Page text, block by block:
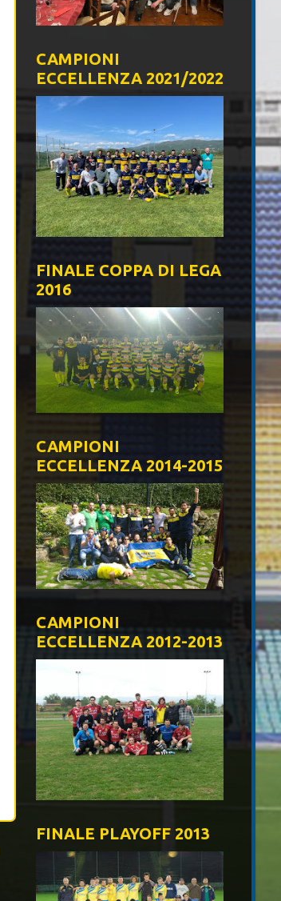
CAMPIONI
ECCELLENZA 2021/2022
FINALE COPPA DI LEGA
2016
CAMPIONI
ECCELLENZA 2014-2015
CAMPIONI
ECCELLENZA 2012-2013
FINALE PLAYOFF 2013